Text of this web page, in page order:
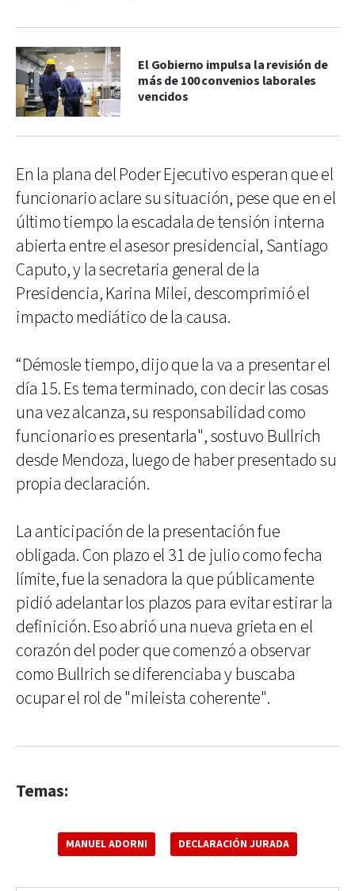
El Gobierno impulsa la revisión de
más de 100 convenios laborales
vencidos
En la plana del Poder Ejecutivo esperan que el
funcionario aclare su situación, pese que en el
último tiempo la escadala de tensión interna
abierta entre el asesor presidencial, Santiago
Caputo, y la secretaria general de la
Presidencia, Karina Milei, descomprimió el
impacto mediático de la causa.
“Démosle tiempo, dijo que la va a presentar el
día 15. Es tema terminado, con decir las cosas
una vez alcanza, su responsabilidad como
funcionario es presentarla", sostuvo Bullrich
desde Mendoza, luego de haber presentado su
propia declaración.
La anticipación de la presentación fue
obligada. Con plazo el 31 de julio como fecha
límite, fue la senadora la que públicamente
pidió adelantar los plazos para evitar estirar la
definición. Eso abrió una nueva grieta en el
corazón del poder que comenzó a observar
como Bullrich se diferenciaba y buscaba
ocupar el rol de "mileista coherente".
Temas:
MANUEL ADORNI DECLARACIÓN JURADA